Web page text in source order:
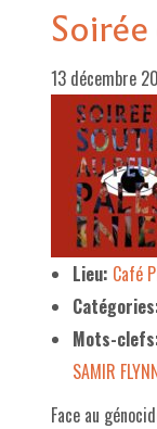
13 décembre
Lieu: Café
Mots-
SAMIR
Face au